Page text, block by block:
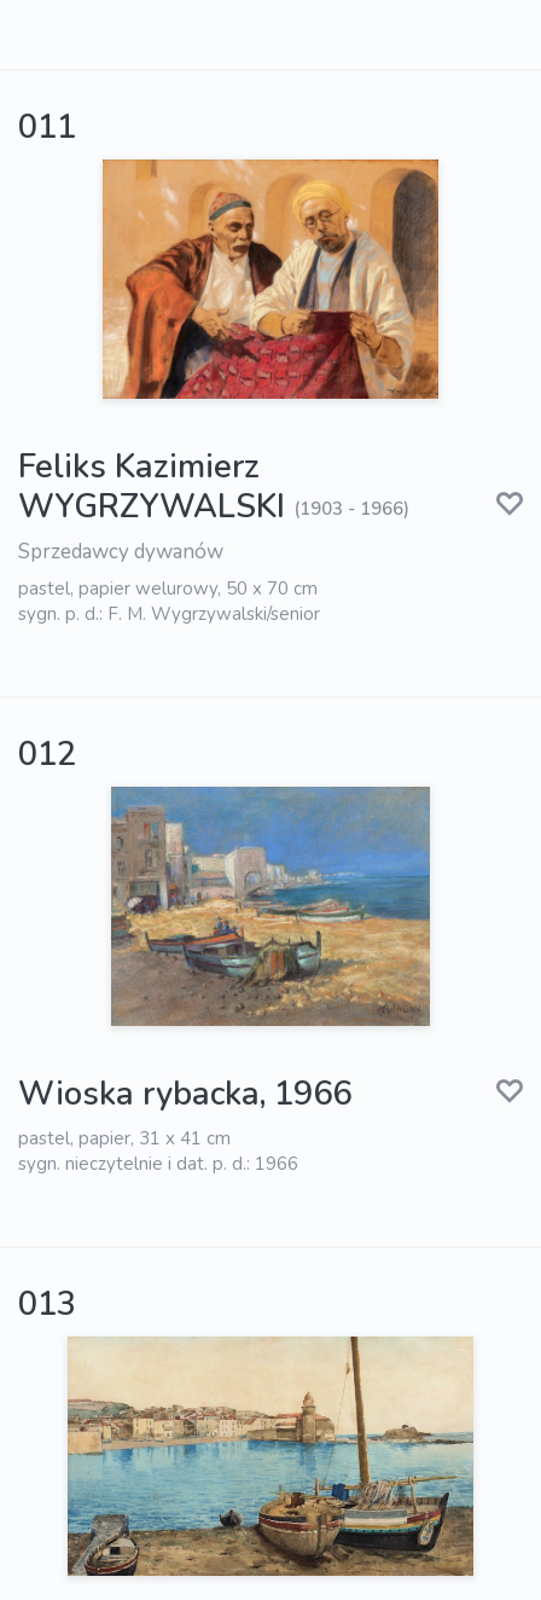
011
Feliks Kazimierz
WYGRZYWALSKI (1903 - 1966)
Sprzedawcy dywanów
pastel, papier welurowy, 50 x 70 cm
sygn. p. d.: F. M. Wygrzywalski/senior
012
Wioska rybacka, 1966
pastel, papier, 31 x 41 cm
sygn. nieczytelnie i dat. p. d.: 1966
013